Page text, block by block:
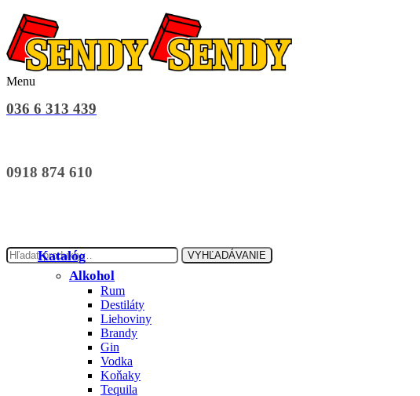
Menu
036 6 313 439
0918 874 610
VYHĽADÁVANIE
Katalóg
Alkohol
Rum
Destiláty
Liehoviny
Brandy
Gin
Vodka
Koňaky
Tequila